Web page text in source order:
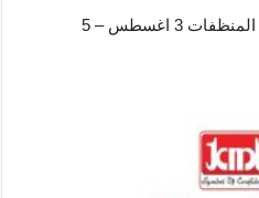
عروض لولو قطر اليوم مهرجان المنظفات 3 اغسطس – 5